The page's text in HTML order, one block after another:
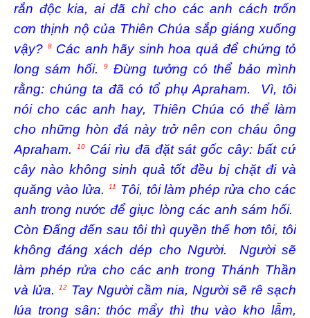
rắn độc kia, ai đã chỉ cho các anh cách trốn
cơn thịnh nộ của Thiên Chúa sắp giáng xuống
vậy?
8Các anh hãy sinh hoa quả để chứng tỏ
long sám hối.
9
Ðừng tưởng có thể bảo mình
rằng: chúng ta đã có tổ phụ Apraham. Vì, tôi
nói cho các anh hay, Thiên Chúa có thể làm
cho những hòn đá này trở nên con cháu ông
Apraham.
10Cái rìu đã đặt sát gốc cây: bất cứ
cây nào không sinh quả tốt đều bị chặt đi và
quăng vào lửa.
11
Tôi, tôi làm phép rửa cho các
anh trong nước để giục lòng các anh sám hối.
Còn Ðấng đến sau tôi thì quyền thế hơn tôi, tôi
không đáng xách dép cho Người. Người sẽ
làm phép rửa cho các anh trong Thánh Thần
và lửa.
12
Tay Người cầm nia, Người sẽ rê sạch
lúa trong sân: thóc mẩy thì thu vào kho lẫm,